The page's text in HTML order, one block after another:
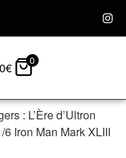
€ 0
: L’Ère d’Ultron
Iron Man Mark XLIII